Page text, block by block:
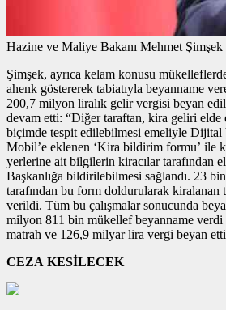
Hazine ve Maliye Bakanı Mehmet Şimşek
Şimşek, ayrıca kelam konusu
ahenk göstererek tabiatıyla beyanname
200,7 milyon liralık gelir vergisi beyan
devam etti: “Diğer taraftan, kira geliri
biçimde tespit edilebilmesi emeliyle
Mobil’e eklenen ‘Kira bildirim formu’ ile
yerlerine ait bilgilerin kiracılar tarafından
Başkanlığa bildirilebilmesi sağlandı. 23
tarafından bu form doldurularak kiralanan
verildi. Tüm bu çalışmalar sonucunda
milyon 811 bin mükellef beyanname
matrah ve 126,9 milyar lira vergi beyan
CEZA KESİLECEK